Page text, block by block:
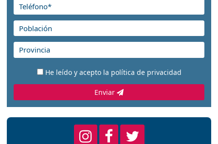
He leído y acepto la política de privacidad
Enviar